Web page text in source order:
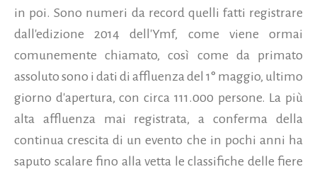
in poi. Sono numeri da record quelli fatti registrare
dall'edizione 2014 dell'Ymf, come viene ormai
comunemente chiamato, così come da primato
assoluto sono i dati di affluenza del 1° maggio, ultimo
giorno d'apertura, con circa 111.000 persone. La più
alta affluenza mai registrata, a conferma della
continua crescita di un evento che in pochi anni ha
saputo scalare fino alla vetta le classifiche delle fiere